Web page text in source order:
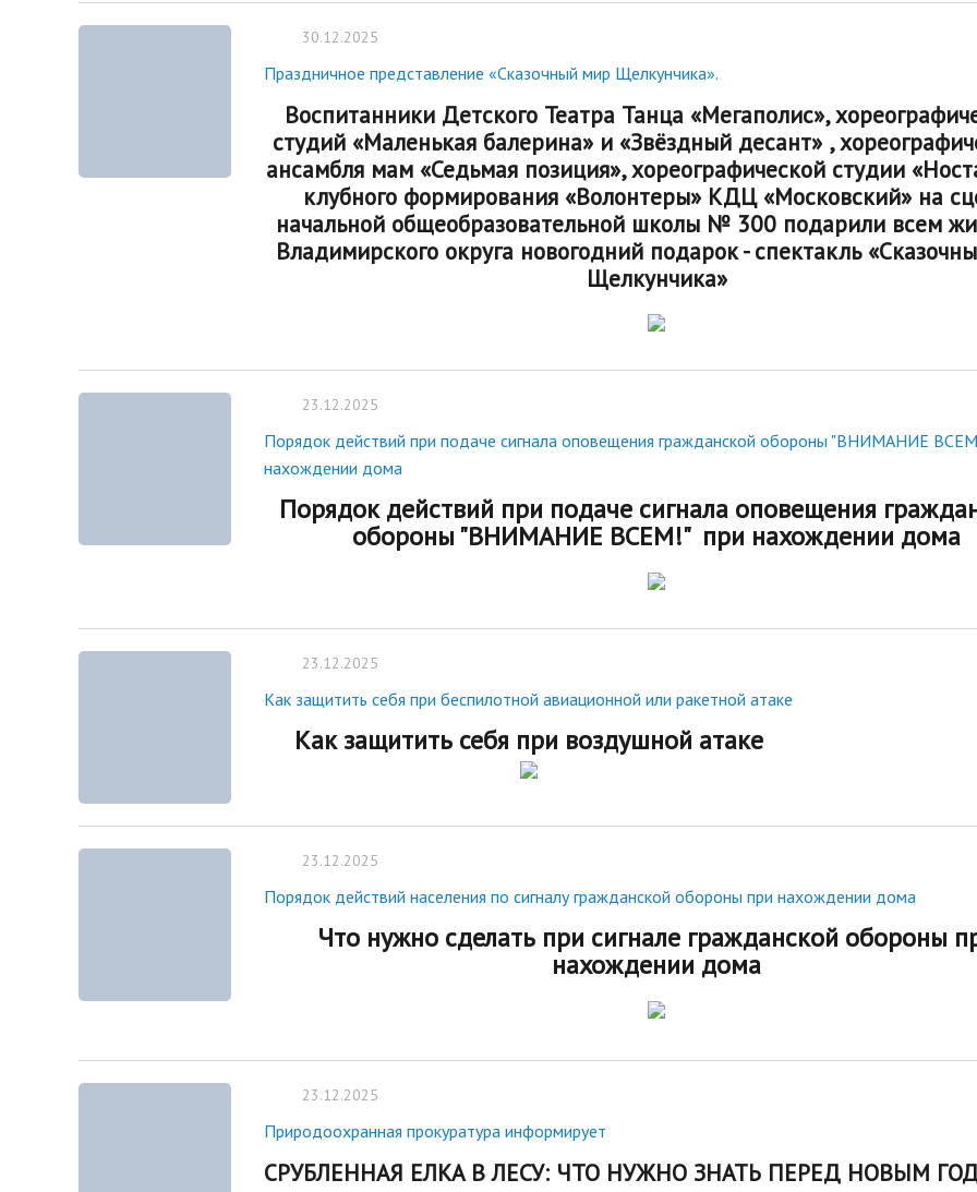
30.12.2025
Праздничное представление «Сказочный мир Щелкунчика».
Воспитанники Детского Театра Танца «Мегаполис»,
студий «Маленькая балерина» и «Звёздный десант» ,
ансамбля мам «Седьмая позиция», хореографической студии
клубного формирования «Волонтеры» КДЦ «Московский» на
начальной общеобразовательной школы № 300 подарили всем
Владимирского округа новогодний подарок - спектакль
Щелкунчика»
23.12.2025
Порядок действий при подаче сигнала оповещения гражданской обороны "ВНИМАНИЕ
нахождении дома
Порядок действий при подаче сигнала оповещения
обороны "ВНИМАНИЕ ВСЕМ!" при нахождении дома
23.12.2025
Как защитить себя при беспилотной авиационной или ракетной атаке
Как защитить себя при воздушной атаке
23.12.2025
Порядок действий населения по сигналу гражданской обороны при нахождении дома
Что нужно сделать при сигнале гражданской обороны
нахождении дома
23.12.2025
Природоохранная прокуратура информирует
СРУБЛЕННАЯ ЕЛКА В ЛЕСУ: ЧТО НУЖНО ЗНАТЬ ПЕРЕД НОВЫМ